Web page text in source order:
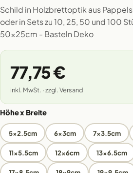
Schild in Holzbrettoptik aus
oder in Sets zu 10, 25, 50 und 100
50x25cm - Basteln Deko
77,75 €
inkl. MwSt. · zzgl. Versand
Höhe x Breite
5x2.5cm 6x3cm 7x3.5cm
11x5.5cm 12x6cm 13x6.5cm